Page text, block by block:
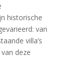
historische
van
villa’s
deze